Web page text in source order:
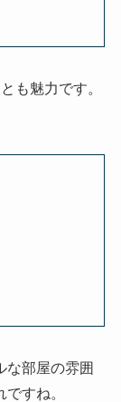
も魅力です。
な部屋の雰囲
すね。